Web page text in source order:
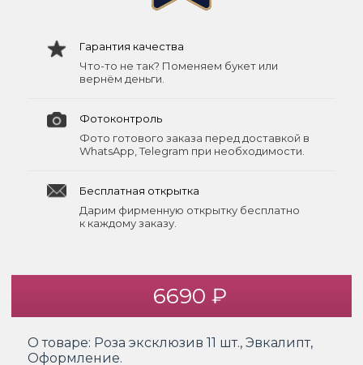
Гарантия качества
Что-то не так? Поменяем букет или
вернём деньги.
Фотоконтроль
Фото готового заказа перед доставкой в
WhatsApp, Telegram при необходимости.
Бесплатная открытка
Дарим фирменную открытку бесплатно
к каждому заказу.
6690 ₽
О товаре: Роза эксклюзив 11 шт., Эвкалипт,
Оформление.